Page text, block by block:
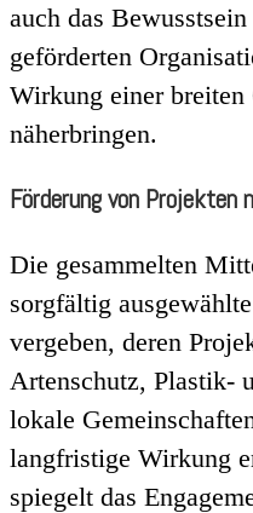
auch das
geförderten
Wirkung einer breiten
näherbringen.
Förderung von
Die gesammelten
sorgfältig
vergeben, deren
Artenschutz, Plastik-
lokale
langfristige Wirkung
spiegelt das